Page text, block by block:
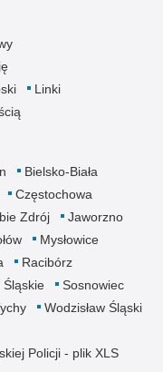
Linki
Bielsko-Biała
Częstochowa
Zdrój
Jaworzno
Mysłowice
Racibórz
Śląskie
Sosnowiec
Wodzisław Śląski
Policji - plik XLS